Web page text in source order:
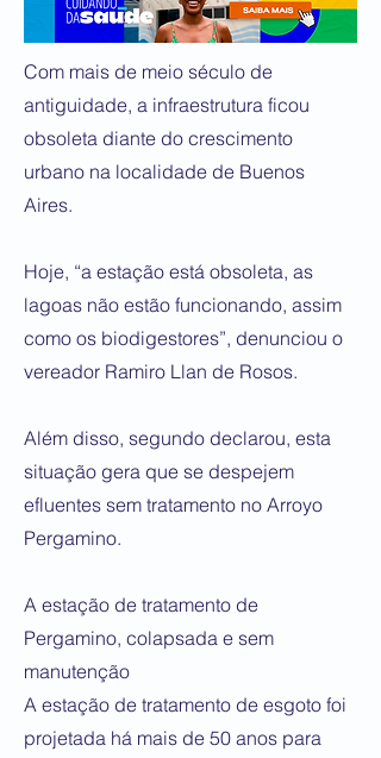
Com mais de meio século de
antiguidade, a infraestrutura ficou
obsoleta diante do crescimento
urbano na localidade de Buenos
Aires.
Hoje, “a estação está obsoleta, as
lagoas não estão funcionando, assim
como os biodigestores”, denunciou o
vereador Ramiro Llan de Rosos.
Além disso, segundo declarou, esta
situação gera que se despejem
efluentes sem tratamento no Arroyo
Pergamino.
A estação de tratamento de
Pergamino, colapsada e sem
manutenção
A estação de tratamento de esgoto foi
projetada há mais de 50 anos para